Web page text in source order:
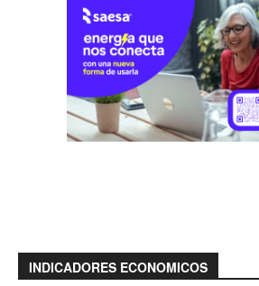
INDICADORES ECONOMICOS